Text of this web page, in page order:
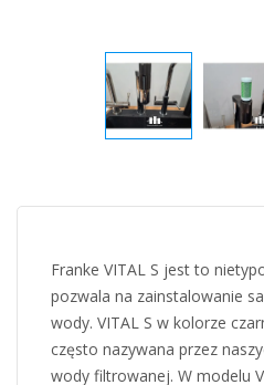
Franke VITAL S jest to
pozwala na zainstalowanie
wody. VITAL S w kolorze
często nazywana przez
wody filtrowanej. W modelu